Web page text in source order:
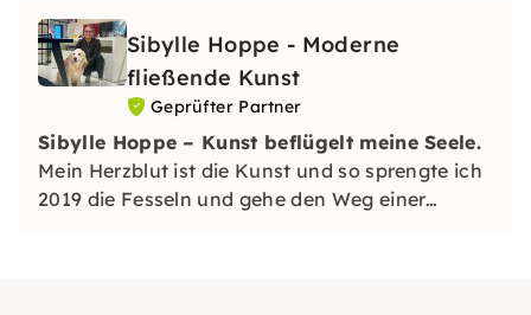
Sibylle Hoppe - Moderne
fließende Kunst
Geprüfter Partner
Sibylle Hoppe – Kunst beflügelt meine Seele.
Mein Herzblut ist die Kunst und so sprengte ich
2019 die Fesseln und gehe den Weg einer